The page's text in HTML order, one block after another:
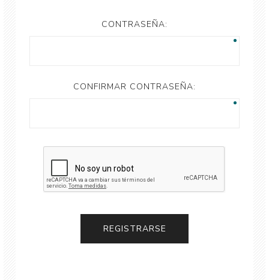
CONTRASEÑA:
CONFIRMAR CONTRASEÑA: